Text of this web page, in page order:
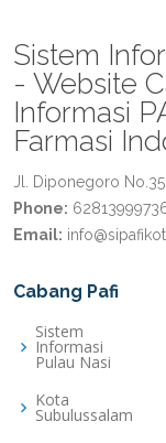
Sistem
- Website
Informasi
Farmasi
Jl. Diponegoro
Phone:
Email:
Cabang Pafi
Sistem
Informasi
Pulau Nasi
Kota
Subulussalam